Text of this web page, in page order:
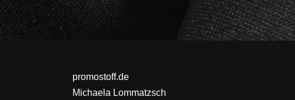
promostoff.de
Michaela Lommatzsch